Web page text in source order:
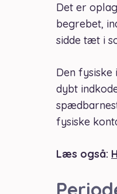
Det er
begrebet,
sidde tæt i
Den
dybt
fysiske
Læs også: